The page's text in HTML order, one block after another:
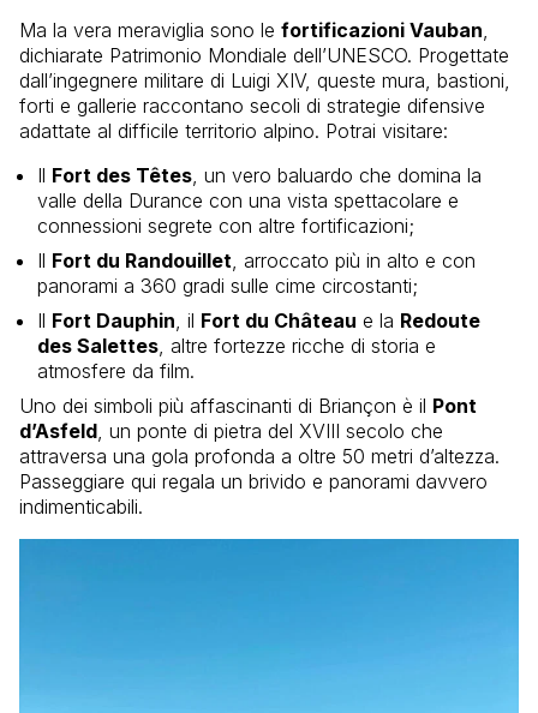
Ma la vera meraviglia sono le fortificazioni Vauban,
dichiarate Patrimonio Mondiale dell’UNESCO. Progettate
dall’ingegnere militare di Luigi XIV, queste mura, bastioni,
forti e gallerie raccontano secoli di strategie difensive
adattate al difficile territorio alpino. Potrai visitare:
Il Fort des Têtes, un vero baluardo che domina la
valle della Durance con una vista spettacolare e
connessioni segrete con altre fortificazioni;
Il Fort du Randouillet, arroccato più in alto e con
panorami a 360 gradi sulle cime circostanti;
Il Fort Dauphin, il Fort du Château e la Redoute
des Salettes, altre fortezze ricche di storia e
atmosfere da film.
Uno dei simboli più affascinanti di Briançon è il Pont
d’Asfeld, un ponte di pietra del XVIII secolo che
attraversa una gola profonda a oltre 50 metri d’altezza.
Passeggiare qui regala un brivido e panorami davvero
indimenticabili.